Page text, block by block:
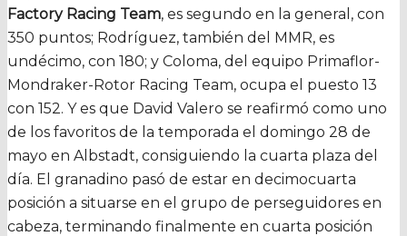
Factory Racing Team, es segundo en la general, con
350 puntos; Rodríguez, también del MMR, es
undécimo, con 180; y Coloma, del equipo Primaflor-
Mondraker-Rotor Racing Team, ocupa el puesto 13
con 152. Y es que David Valero se reafirmó como uno
de los favoritos de la temporada el domingo 28 de
mayo en Albstadt, consiguiendo la cuarta plaza del
día. El granadino pasó de estar en decimocuarta
posición a situarse en el grupo de perseguidores en
cabeza, terminando finalmente en cuarta posición